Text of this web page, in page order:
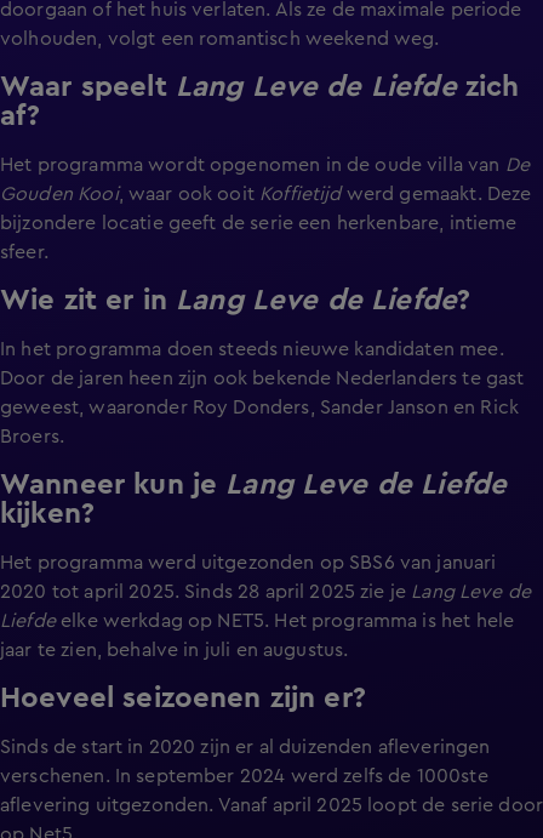
doorgaan of het huis verlaten. Als ze de maximale periode
volhouden, volgt een romantisch weekend weg.
Waar speelt Lang Leve de Liefdezich
af?
Het programma wordt opgenomen in de oude villa van De
Gouden Kooi, waar ook ooit Koffietijdwerd gemaakt. Deze
bijzondere locatie geeft de serie een herkenbare, intieme
sfeer.
Wie zit er in Lang Leve de Liefde?
In het programma doen steeds nieuwe kandidaten mee.
Door de jaren heen zijn ook bekende Nederlanders te gast
geweest, waaronder Roy Donders, Sander Janson en Rick
Broers.
Wanneer kun je Lang Leve de Liefde
kijken?
Het programma werd uitgezonden op SBS6 van januari
2020 tot april 2025. Sinds 28 april 2025 zie je Lang Leve de
Liefdeelke werkdag op NET5. Het programma is het hele
jaar te zien, behalve in juli en augustus.
Hoeveel seizoenen zijn er?
Sinds de start in 2020 zijn er al duizenden afleveringen
verschenen. In september 2024 werd zelfs de 1000ste
aflevering uitgezonden. Vanaf april 2025 loopt de serie door